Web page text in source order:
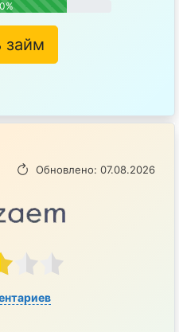
займ
Обновлено: 07.08.2026